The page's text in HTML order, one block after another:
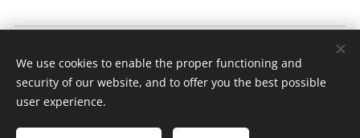
Todos os direitos reservados 2022
Languages
We use cookies to enable the proper functioning and
security of our website, and to offer you the best possible
user experience.